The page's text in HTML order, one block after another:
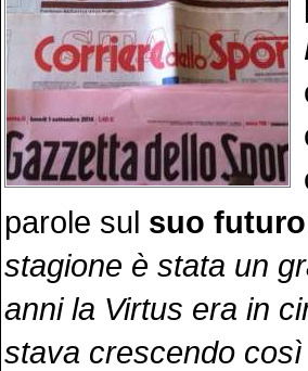
parole sul suo futuro
stagione è stata un
anni la Virtus era in
stava crescendo